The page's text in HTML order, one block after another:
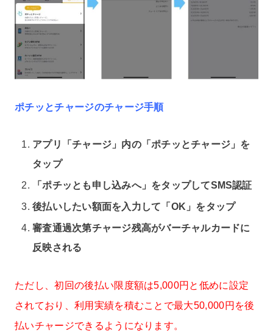
ポチッとチャージのチャージ手順
アプリ「チャージ」内の「ポチッとチャージ」を
タップ
「ポチッとも申し込みへ」をタップしてSMS認証
後払いしたい額面を入力して「OK」をタップ
審査通過次第チャージ残高がバーチャルカードに
反映される
ただし、初回の後払い限度額は5,000円と低めに設定
されており、利用実績を積むことで最大50,000円を後
払いチャージできるようになります。